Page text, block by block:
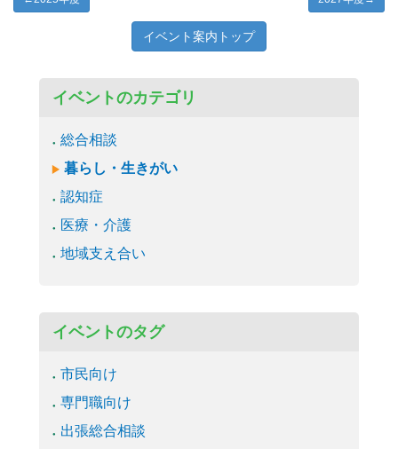
イベント案内トップ
イベントのカテゴリ
総合相談
暮らし・生きがい
認知症
医療・介護
地域支え合い
イベントのタグ
市民向け
専門職向け
出張総合相談